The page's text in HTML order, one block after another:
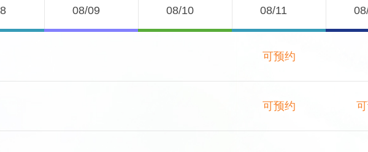
08/09
08/10
08/11
可预约
可预约